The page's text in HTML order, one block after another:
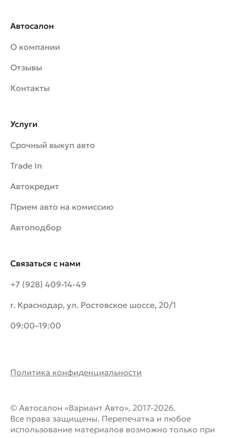
Автосалон
О компании
Отзывы
Контакты
Связаться с нами
+7 (928) 409-14-49
г. Краснодар, ул. Ростовское шоссе, 20/1
09:00–19:00
Услуги
Срочный выкуп авто
Trade In
Автокредит
Прием авто на комиссию
Автоподбор
Политика конфиденциальности
© Автосалон «Вариант Авто», 2017-2026.
Все права защищены. Перепечатка и любое
использование материалов возможно только при